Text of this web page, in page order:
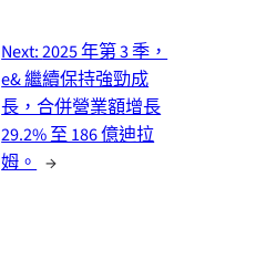
Next:2025 年第 3 季，
e& 繼續保持強勁成
長，合併營業額增長
29.2% 至 186 億迪拉
姆。 →